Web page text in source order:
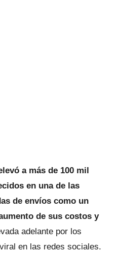
a más de 100 mil
en una de las
de envíos como un
de sus costos y
adelante por los
en las redes sociales.